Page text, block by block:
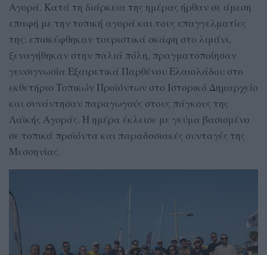
Αγορά. Κατά τη διάρκεια της ημέρας ήρθαν σε άμεση
επαφή με την τοπική αγορά και τους επαγγελματίες
της: επισκέφθηκαν τουριστικά σκάφη στο λιμάνι,
ξεναγήθηκαν στην παλιά πόλη, πραγματοποίησαν
γευσιγνωσία Εξαιρετικά Παρθένου Ελαιολάδου στο
εκθετήριο Τοπικών Προϊόντων στο Ιστορικό Δημαρχείο
και συνάντησαν παραγωγούς στους πάγκους της
Λαϊκής Αγοράς. Η ημέρα έκλεισε με γεύμα βασισμένο
σε τοπικά προϊόντα και παραδοσιακές συνταγές της
Μεσσηνίας.